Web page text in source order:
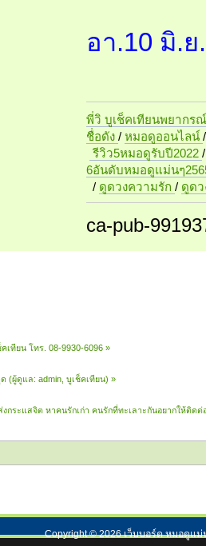
อา.10 มิ.ย
พี่วิ บูเช็คเทียนพยากร
ชื่อดัง / หมอดูออนไลน์
รีวิว5หมอดูรับปี2022
6อันดับหมอดูแม่นๆ
/ ดูดวงความรัก / ดูด
ca-pub-
เทียน โทร. 08-9930-6096 »
(ผู้ดูแล:admin ,บูเช็คเทียน) »
งกระแสจิต หาคนรักเก่า คนรักที่ทะเลาะกันอยากให้ติดต่
Copyright ©2026เว็บบอร์ด หมอดูแม่